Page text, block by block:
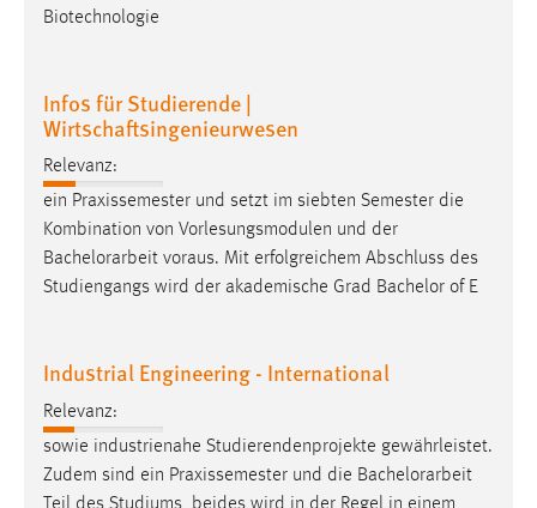
Biotechnologie
Infos für Studierende |
Wirtschaftsingenieurwesen
Relevanz:
ein Praxissemester und setzt im siebten Semester die
Kombination von Vorlesungsmodulen und der
Bachelorarbeit voraus. Mit erfolgreichem Abschluss des
Studiengangs wird der akademische Grad Bachelor of E
Industrial Engineering - International
Relevanz:
sowie industrienahe Studierendenprojekte gewährleistet.
Zudem sind ein Praxissemester und die Bachelorarbeit
Teil des Studiums, beides wird in der Regel in einem
Cookie Laufzeit:
MARKETING
Marketing Cookies werden von Drittanbietern
verwendet, um personalisierte Werbung anzuzeigen.
Sie tun dies, indem sie Besucher über Websites
hinweg verfolgen.
Name:
Anbieter: